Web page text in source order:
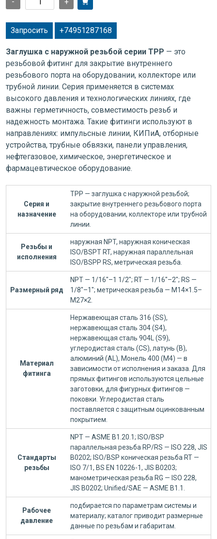
Запросить +74951287168
Заглушка с наружной резьбой серии TPP — это
резьбовой фитинг для закрытие внутреннего
резьбового порта на оборудовании, коллекторе или
трубной линии. Серия применяется в системах
высокого давления и технологических линиях, где
важны герметичность, совместимость резьб и
надежность монтажа. Такие фитинги используют в
направлениях: импульсные линии, КИПиА, отборные
устройства, трубные обвязки, панели управления,
нефтегазовое, химическое, энергетическое и
фармацевтическое оборудование.
Серия и
назначение
TPP — заглушка с наружной резьбой;
закрытие внутреннего резьбового порта
на оборудовании, коллекторе или трубной
линии.
Резьбы и
исполнения
наружная NPT, наружная коническая
ISO/BSPT RT, наружная параллельная
ISO/BSPP RS, метрическая резьба.
Размерный ряд
NPT — 1/16"–1 1/2"; RT — 1/16"–2"; RS —
1/8"–1"; метрическая резьба — M14×1.5–
M27×2.
Материал
фитинга
Нержавеющая сталь 316 (SS),
нержавеющая сталь 304 (S4),
нержавеющая сталь 904L (S9),
углеродистая сталь (CS), латунь (B),
алюминий (AL), Монель 400 (M4) — в
зависимости от исполнения и заказа. Для
прямых фитингов используются цельные
заготовки, для фигурных фитингов —
поковки. Углеродистая сталь
поставляется с защитным оцинкованным
покрытием.
Стандарты
резьбы
NPT — ASME B1.20.1; ISO/BSP
параллельная резьба RP/RS — ISO 228, JIS
B0202; ISO/BSP коническая резьба RT —
ISO 7/1, BS EN 10226-1, JIS B0203;
манометрическая резьба RG — ISO 228,
JIS B0202; Unified/SAE — ASME B1.1.
Рабочее
давление
подбирается по параметрам системы и
материалу; каталог приводит размерные
данные по резьбам и габаритам.